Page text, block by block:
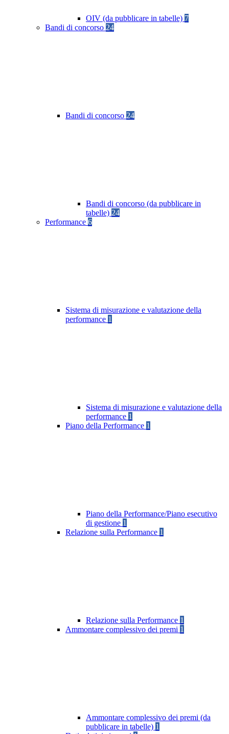
OIV (da pubblicare in tabelle) 7
Bandi di concorso 24
Bandi di concorso 24
Bandi di concorso (da pubblicare in
tabelle) 24
Performance 6
Sistema di misurazione e valutazione della
performance 1
Sistema di misurazione e valutazione della
performance 1
Piano della Performance 1
Piano della Performance/Piano esecutivo
di gestione 1
Relazione sulla Performance 1
Relazione sulla Performance 1
Ammontare complessivo dei premi 1
Ammontare complessivo dei premi (da
pubblicare in tabelle) 1